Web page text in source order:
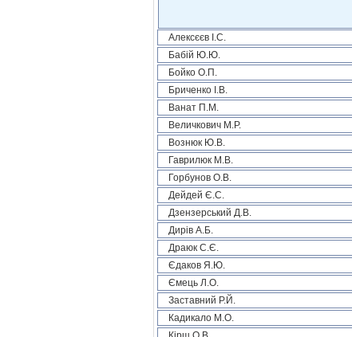
Алексєєв І.С.
Бабій Ю.Ю.
Бойко О.П.
Бриченко І.В.
Ванат П.М.
Величкович М.Р.
Вознюк Ю.В.
Гаврилюк М.В.
Горбунов О.В.
Дейдей Є.С.
Дзензерський Д.В.
Дирів А.Б.
Драюк С.Є.
Єдаков Я.Ю.
Ємець Л.О.
Заставний Р.Й.
Кадикало М.О.